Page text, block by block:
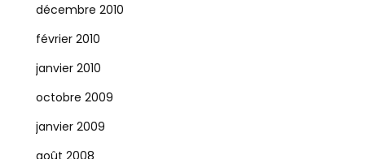
décembre 2010
février 2010
janvier 2010
octobre 2009
janvier 2009
août 2008